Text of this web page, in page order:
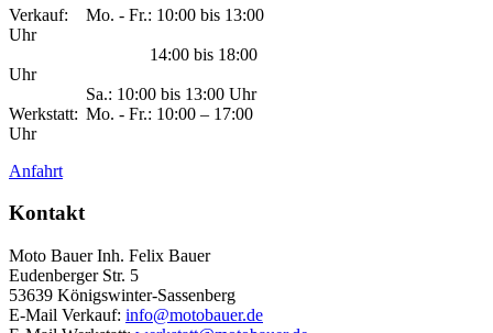
Verkauf:
Mo. - Fr.: 10:00 bis 13:00
Uhr
14:00 bis 18:00
Uhr
Sa.: 10:00 bis 13:00 Uhr
Werkstatt: Mo. - Fr.: 10:00 – 17:00
Uhr
Anfahrt
Kontakt
Moto Bauer Inh. Felix Bauer
Eudenberger Str. 5
53639 Königswinter-Sassenberg
E-Mail Verkauf: info@motobauer.de